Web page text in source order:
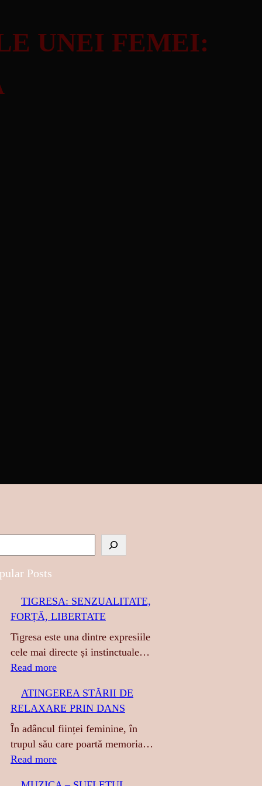
UNEI FEMEI:
Posts
TIGRESA: SENZUALITATE,
FORȚĂ, LIBERTATE
Tigresa este una dintre expresiile
cele mai directe și instinctuale…
Read more:
I
G
R
E
S
ATINGEREA STĂRII DE
RELAXARE PRIN DANS
În adâncul ființei feminine, în
trupul său care poartă memoria…
Read more: